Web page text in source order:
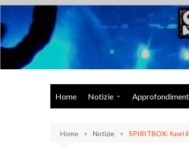
Salta
contenuto
Musica Rock, Metal, Punk e varie sonorità alternative
Home Notizie
Eventi
Home Notizie SPIRITBOX: fuori il